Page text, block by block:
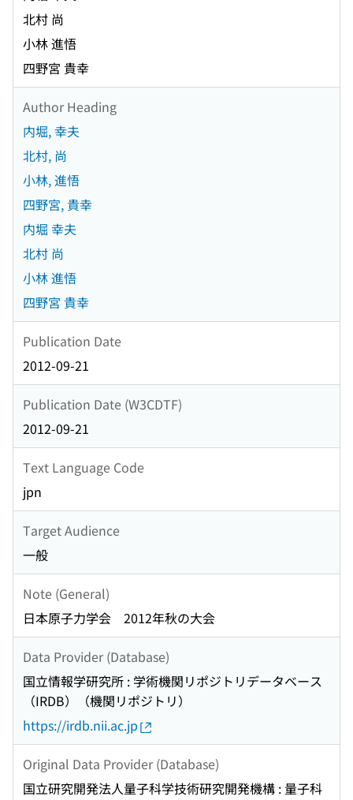
北村 尚
小林 進悟
四野宮 貴幸
Author Heading
内堀, 幸夫
北村, 尚
小林, 進悟
四野宮, 貴幸
内堀 幸夫
北村 尚
小林 進悟
四野宮 貴幸
Publication Date
2012-09-21
Publication Date (W3CDTF)
2012-09-21
Text Language Code
jpn
Target Audience
一般
Note (General)
日本原子力学会 2012年秋の大会
Data Provider (Database)
国立情報学研究所 : 学術機関リポジトリデータベース
（IRDB）（機関リポジトリ）
https://irdb.nii.ac.jp
Original Data Provider (Database)
国立研究開発法人量子科学技術研究開発機構 : 量子科